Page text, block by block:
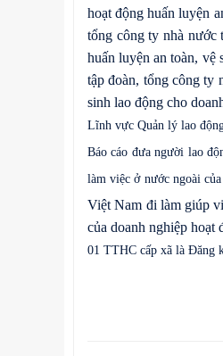
hoạt động huấn luyện
tổng công ty nhà nước
huấn luyện an toàn, vệ
tập đoàn, tổng công ty
sinh lao động cho
Lĩnh vực Quản lý lao
Báo cáo đưa người lao
làm việc ở nước ngoài
Việt Nam đi làm giúp
của doanh nghiệp
01 TTHC cấp xã là Đăng